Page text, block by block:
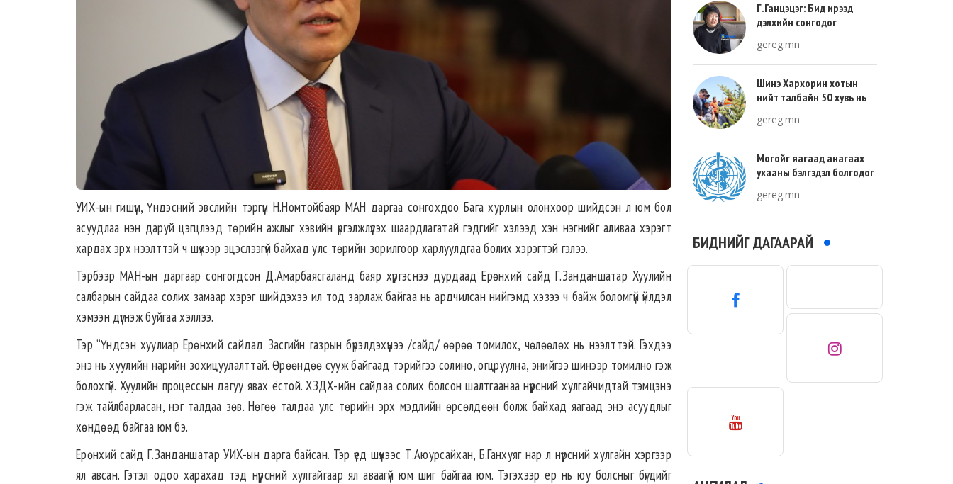
УИХ-ын гишүүн, Үндэсний эвслийн тэргүүн Н.Номтойбаяр МАН даргаа сонгохдоо Бага хурлын олонхоор шийдсэн л юм бол
асуудлаа нэн даруй цэгцлээд төрийн ажлыг хэвийн үргэлжлүүлэх шаардлагатай гэдгийг хэлээд хэн нэгнийг аливаа хэрэгт
хардах эрх нээлттэй ч шүүхээр эцэслээгүй байхад улс төрийн зорилгоор харлуулдгаа болих хэрэгтэй гэлээ.
Тэрбээр МАН-ын даргаар сонгогдсон Д.Амарбаясгаланд баяр хүргэснээ дурдаад Ерөнхий сайд Г.Занданшатар Хуулийн
салбарын сайдаа солих замаар хэрэг шийдэхээ ил тод зарлаж байгаа нь ардчилсан нийгэмд хэзээ ч байж боломгүй үйлдэл
хэмээн дүгнэж буйгаа хэллээ.
Тэр “Үндсэн хуулиар Ерөнхий сайдад Засгийн газрын бүрэлдэхүүнээ /сайд/ өөрөө томилох, чөлөөлөх нь нээлттэй. Гэхдээ
энэ нь хуулийн нарийн зохицуулалттай. Өрөөндөө сууж байгаад тэрийгээ солино, огцруулна, энийгээ шинээр томилно гэж
болохгүй. Хуулийн процессын дагуу явах ёстой. ХЗДХ-ийн сайдаа солих болсон шалтгаанаа нүүрсний хулгайчидтай тэмцэнэ
гэж тайлбарласан, нэг талдаа зөв. Нөгөө талдаа улс төрийн эрх мэдлийн өрсөлдөөн болж байхад яагаад энэ асуудлыг
хөндөөд байгаа юм бэ.
Ерөнхий сайд Г.Занданшатар УИХ-ын дарга байсан. Тэр үед шүүхээс Т.Аюурсайхан, Б.Ганхуяг нар л нүүрсний хулгайн хэргээр
ял авсан. Гэтэл одоо харахад тэд нүүрсний хулгайгаар ял аваагүй юм шиг байгаа юм. Тэгэхээр ер нь юу болсныг бүгдийг
Г.Ганцэцэг: Бид ирээд
дэлхийн сонгодог
хөгжлийн тухай л ярьсан
gereg.mn
Шинэ Хархорин хотын
нийт талбайн 50 хувь нь
хувь нь барилгажих
талбай, 20 хувь нь авто
зам байна
gereg.mn
Могойг яагаад анагаах
ухааны бэлгэдэл болгодог
gereg.mn
БИДНИЙГ ДАГААРАЙ